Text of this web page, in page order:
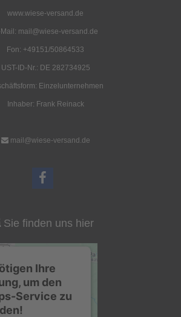
www.wiese-versand.de
Mail: mail@wiese-versand.de
Fon: +49151/50864533
UST-ID-Nr.: DE 282734925
Einzelunternehmen
Inhaber: Frank Reinack
mail@wiese-versand.de
Sie finden uns hier
Ihre
um den
Service zu